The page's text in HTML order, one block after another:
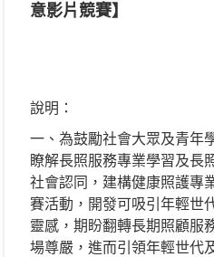
意影片競賽】
說明：
一、為鼓勵社會大眾及青年
瞭解長照服務專業學習及長
社會認同，建構健康照護專
賽活動，開發可吸引年輕世
靈感，期盼翻轉長期照顧服
場尊嚴，進而引領年輕世代